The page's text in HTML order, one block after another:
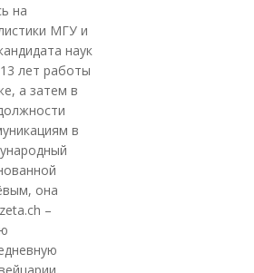
на
МГУ и
наук
лет работы
а затем в
в
она
–